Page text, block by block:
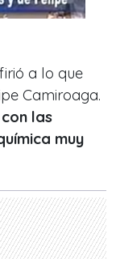
a lo que
Camiroaga.
las
muy